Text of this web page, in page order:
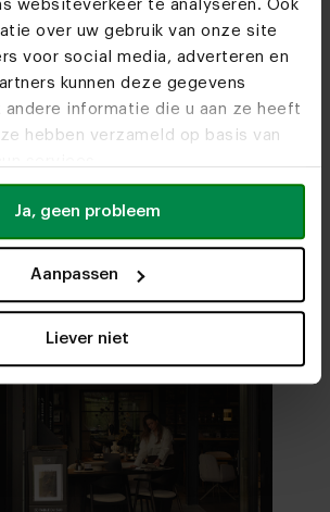
websiteverkeer te analyseren. Ook
over uw gebruik van onze site
voor social media, adverteren en
kunnen deze gegevens
informatie die u aan ze heeft
hebben verzameld op basis van
Ja, geen probleem
Aanpassen
Liever niet
onze woonwinkels